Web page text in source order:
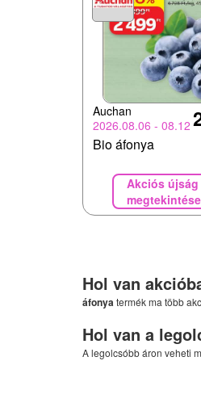
Auchan
2026.08.06 - 08.12
Bio áfonya
Akciós újság
megtekintése
Hol van
áfonyatermék ma több
Hol van a
A legolcsóbb áron veheti